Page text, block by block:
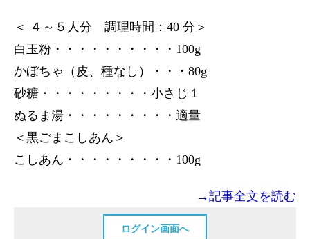
＜ ４～５人分 調理時間：40 分＞
白玉粉・・・・・・・・・・100g
かぼちゃ（皮、種なし）・・・80g
砂糖・・・・・・・・・小さじ１
ぬるま湯・・・・・・・・・適量
＜黒ごまこしあん＞
こしあん・・・・・・・・・100g
→記事全文を読む
ログイン画面へ